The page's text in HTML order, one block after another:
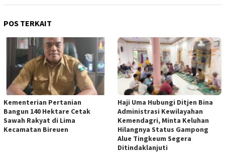
POS TERKAIT
Kementerian Pertanian
Bangun 140 Hektare Cetak
Sawah Rakyat di Lima
Kecamatan Bireuen
Haji Uma Hubungi Ditjen Bina
Administrasi Kewilayahan
Kemendagri, Minta Keluhan
Hilangnya Status Gampong
Alue Tingkeum Segera
Ditindaklanjuti